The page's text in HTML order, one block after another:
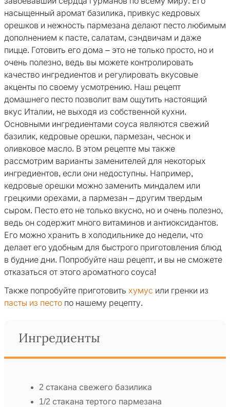
насыщенный аромат базилика, привкус кедровых
орешков и нежность пармезана делают песто любимым
дополнением к пасте, салатам, сэндвичам и даже
пицце. Готовить его дома – это не только просто, но и
очень полезно, ведь вы можете контролировать
качество ингредиентов и регулировать вкусовые
акценты по своему усмотрению. Наш рецепт
домашнего песто позволит вам ощутить настоящий
вкус Италии, не выходя из собственной кухни.
Основными ингредиентами соуса являются свежий
базилик, кедровые орешки, пармезан, чеснок и
оливковое масло. В этом рецепте мы также
рассмотрим варианты заменителей для некоторых
ингредиентов, если они недоступны. Например,
кедровые орешки можно заменить миндалем или
грецкими орехами, а пармезан – другим твердым
сыром. Песто ето не только вкусно, но и очень полезно,
ведь он содержит много витаминов и антиоксидантов.
Его можно хранить в холодильнике до недели, что
делает его удобным для быстрого приготовления блюд
в будние дни. Попробуйте наш рецепт, и вы не сможете
отказаться от этого ароматного соуса!
Также попробуйте приготовить хумус или гренки из
пасты из песто по нашему рецепту.
Ингредиенты
2 стакана свежего базилика
1/2 стакана тертого пармезана